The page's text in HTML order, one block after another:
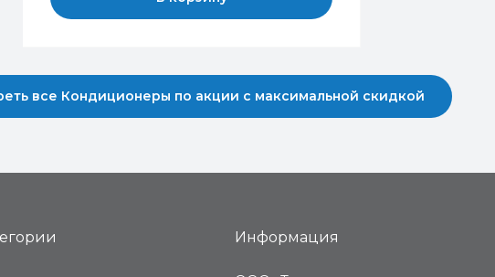
все Кондиционеры по акции с максимальной скидкой
Информация